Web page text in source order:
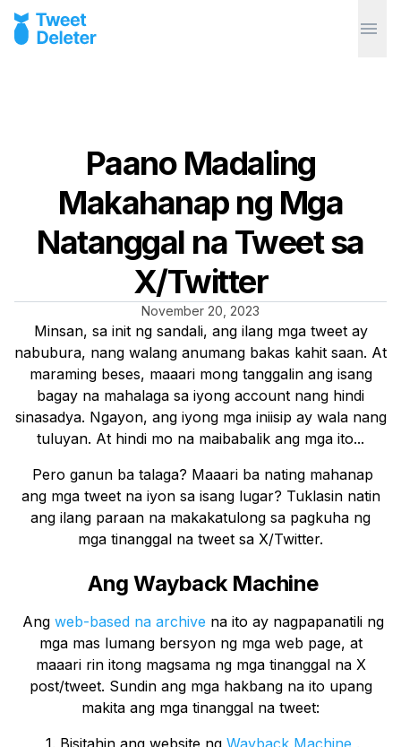
Paano Madaling
Makahanap ng Mga
Natanggal na Tweet sa
X/Twitter
November 20, 2023
Minsan, sa init ng sandali, ang ilang mga tweet ay
nabubura, nang walang anumang bakas kahit saan. At
maraming beses, maaari mong tanggalin ang isang
bagay na mahalaga sa iyong account nang hindi
sinasadya. Ngayon, ang iyong mga iniisip ay wala nang
tuluyan. At hindi mo na maibabalik ang mga ito...
Pero ganun ba talaga? Maaari ba nating mahanap
ang mga tweet na iyon sa isang lugar? Tuklasin natin
ang ilang paraan na makakatulong sa pagkuha ng
mga tinanggal na tweet sa X/Twitter.
Ang Wayback Machine
Ang web-based na archive na ito ay nagpapanatili ng
mga mas lumang bersyon ng mga web page, at
maaari rin itong magsama ng mga tinanggal na X
post/tweet. Sundin ang mga hakbang na ito upang
makita ang mga tinanggal na tweet:
1. Bisitahin ang website ng Wayback Machine .